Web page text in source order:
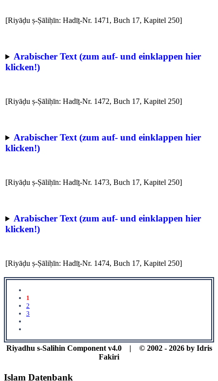
[Riyāḍu ṣ-Ṣāliḥīn: Hadīṯ-Nr. 1471, Buch 17, Kapitel 250]
Arabischer Text (zum auf- und einklappen hier
klicken!)
[Riyāḍu ṣ-Ṣāliḥīn: Hadīṯ-Nr. 1472, Buch 17, Kapitel 250]
Arabischer Text (zum auf- und einklappen hier
klicken!)
[Riyāḍu ṣ-Ṣāliḥīn: Hadīṯ-Nr. 1473, Buch 17, Kapitel 250]
Arabischer Text (zum auf- und einklappen hier
klicken!)
[Riyāḍu ṣ-Ṣāliḥīn: Hadīṯ-Nr. 1474, Buch 17, Kapitel 250]
1
2
3
Riyadhu s-Salihin Component v4.0 | © 2002 - 2026 by Idris
Fakiri
Islam Datenbank